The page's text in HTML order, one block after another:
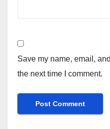
Save my name, email,
the next time I comment.